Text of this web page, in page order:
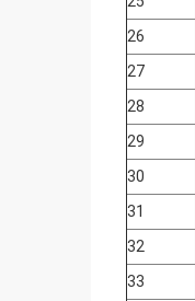
26
27
28
29
30
31
32
33